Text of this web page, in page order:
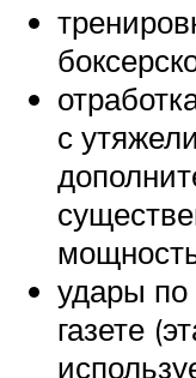
с
удары по
газете